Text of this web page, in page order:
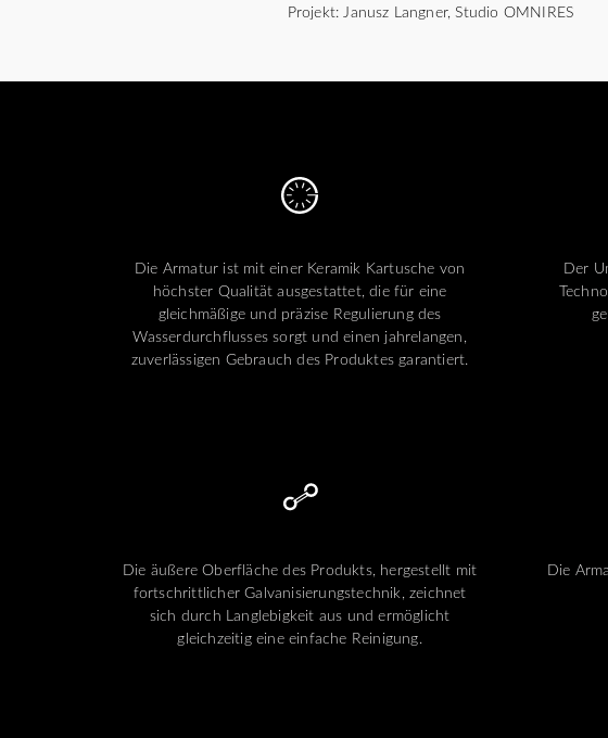
Projekt: Janusz Langner, Studio OMNIRES
Die Armatur ist mit einer Keramik Kartusche von
höchster Qualität ausgestattet, die für eine
gleichmäßige und präzise Regulierung des
Wasserdurchflusses sorgt und einen jahrelangen,
zuverlässigen Gebrauch des Produktes garantiert.
Der
Die äußere Oberfläche des Produkts, hergestellt mit
fortschrittlicher Galvanisierungstechnik, zeichnet
sich durch Langlebigkeit aus und ermöglicht
gleichzeitig eine einfache Reinigung.
Die